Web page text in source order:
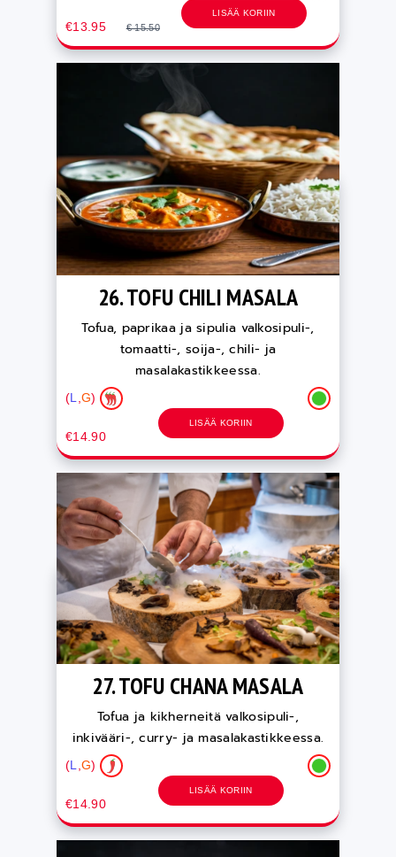
€13.95 € 15.50
LISÄÄ KORIIN
26. TOFU CHILI MASALA
Tofua, paprikaa ja sipulia valkosipuli-,
tomaatti-, soija-, chili- ja
masalakastikkeessa.
(L G)
€14.90
LISÄÄ KORIIN
27. TOFU CHANA MASALA
Tofua ja kikherneitä valkosipuli-,
inkivääri-, curry- ja masalakastikkeessa.
(L G)
€14.90
LISÄÄ KORIIN